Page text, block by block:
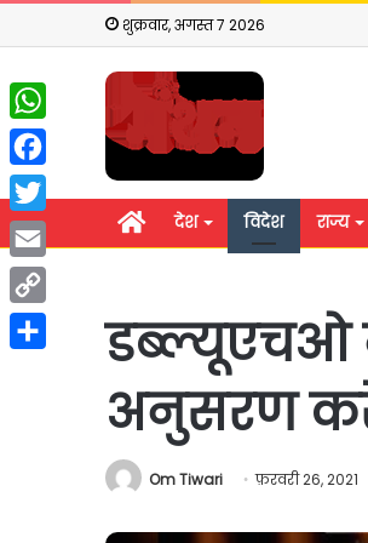
शुक्रवार, अगस्त 7 2026
होम देश विदेश राज्य
डब्ल्यूएचओ
अनुसरण
Om Tiwari फ़रवरी 26, 2021
WhatsApp
Facebook
Twitter
Email
Copy
Link